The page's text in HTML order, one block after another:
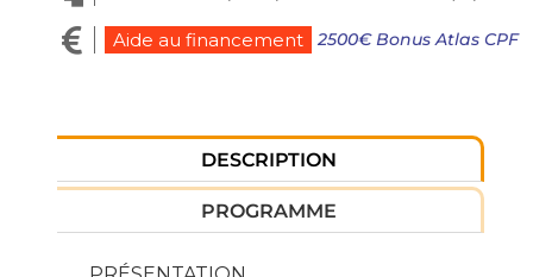
 Aide au financement 2500€ Bonus Atlas CPF
DESCRIPTION
PROGRAMME